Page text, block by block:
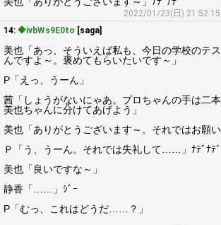
2022/01/23(日)
14: ◆ivbWs9E0to [saga]
美也「あっ、そういえば私も、今日の学校のテ
んですよ～。褒めてもらいたいです～」
P「えっ、うーん」
茜「しょうがないにゃあ。プロちゃんの手は二
美也ちゃんに分けてあげよう」
美也「ありがとうございます～。それではお願い
Ｐ「う、うーん。それでは失礼して……」ﾅﾃﾞﾅﾃﾞ
美也「良いですな～」
静香「……」ｼﾞｰ
P「むっ、これはどうだ……？」